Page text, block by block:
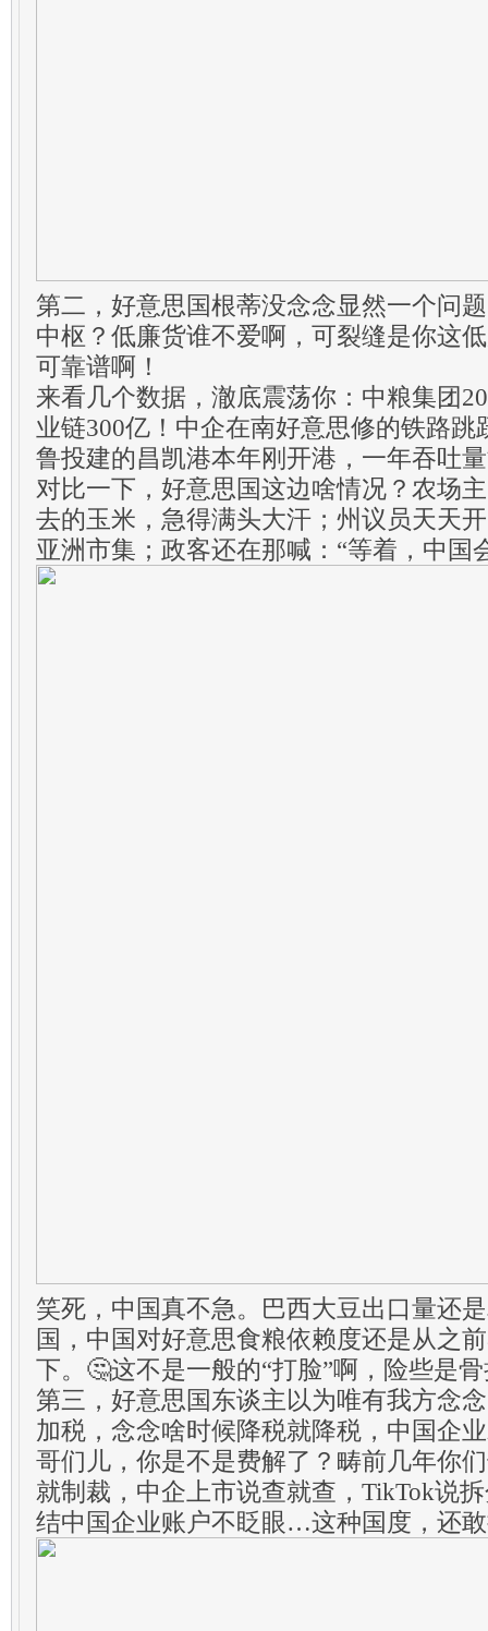
第二，好意思国根蒂没念念显然一个问
中枢？低廉货谁不爱啊，可裂缝是你这
可靠谱啊！
来看几个数据，澈底震荡你：中粮集团
业链300亿！中企在南好意思修的铁路跳
鲁投建的昌凯港本年刚开港，一年吞吐
对比一下，好意思国这边啥情况？农场
去的玉米，急得满头大汗；州议员天天
亚洲市集；政客还在那喊：“等着，中国
笑死，中国真不急。巴西大豆出口量还
国，中国对好意思食粮依赖度还是从之
下。🤔这不是一般的“打脸”啊，险些是
第三，好意思国东谈主以为唯有我方念
加税，念念啥时候降税就降税，中国企
哥们儿，你是不是费解了？畴前几年你
就制裁，中企上市说查就查，TikTok说
结中国企业账户不眨眼…这种国度，还